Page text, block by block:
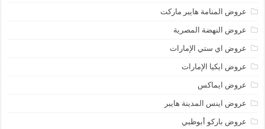
عروض المنامة هايبر ماركت
عروض النهضة المصرية
عروض اي ستي الإمارات
عروض ايكيا الإمارات
عروض ايماكس
عروض اينس المدينة هايبر
عروض باركو أبوظبي